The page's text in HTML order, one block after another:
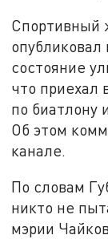
Спортивный
опубликовал
состояние
что приехал
по биатлону
Об этом
канале.
По словам
никто не
мэрии